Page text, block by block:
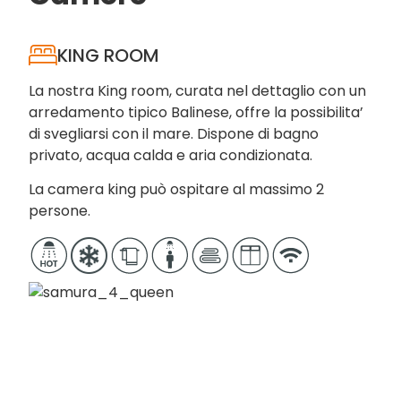
KING ROOM
La nostra King room, curata nel dettaglio con un
arredamento tipico Balinese, offre la possibilita’
di svegliarsi con il mare. Dispone di bagno
privato, acqua calda e aria condizionata.
La camera king può ospitare al massimo 2
persone.